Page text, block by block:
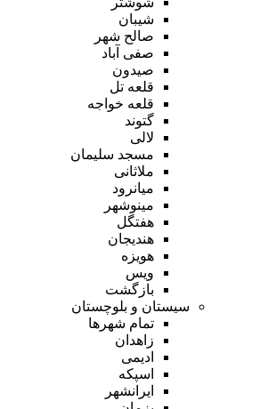
شیبان
صالح شهر
صفی آباد
صیدون
قلعه تل
قلعه خواجه
گتوند
لالی
مسجد سلیمان
ملاثانی
میانرود
مینوشهر
هفتگل
هندیجان
هویزه
ویس
بازگشت
سیستان و بلوچستان
تمام شهر‌ها
زاهدان
ادیمی
اسپکه
ایرانشهر